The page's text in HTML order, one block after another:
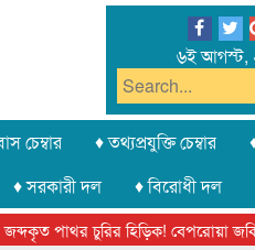
৬ই আগস্ট,
চেম্বার ♦ তথ্যপ্রযুক্তি চেম্বার
♦ সরকারী দল ♦ বিরোধী দল
পাথর চুরির হিড়িক! বেপরোয়া